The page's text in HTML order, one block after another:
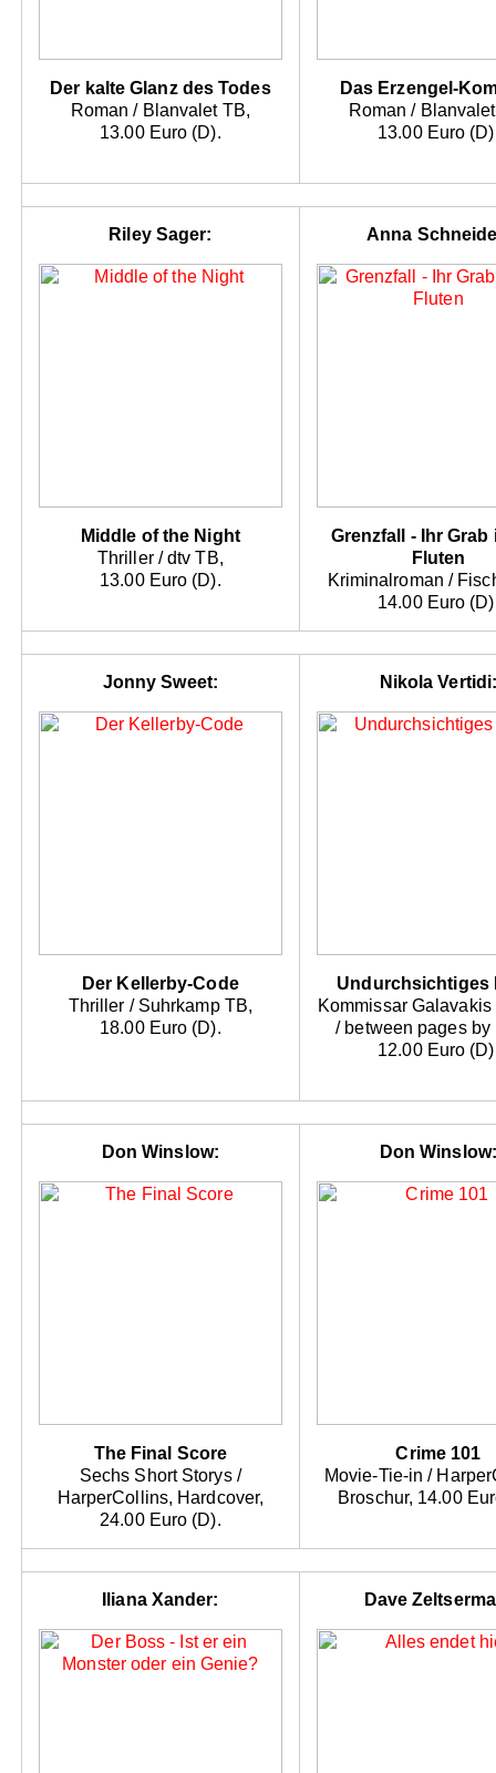
Der kalte Glanz des Todes
Roman / Blanvalet TB,
13.00 Euro (D).
Das Erzengel-
Roman /
13.00 Euro
Riley Sager:
Middle of the Night
Thriller / dtv TB,
13.00 Euro (D).
Anna
Grenzfall - Ihr Grab
Fluten
Kriminalroman /
14.00 Euro
Jonny Sweet:
Der Kellerby-Code
Thriller / Suhrkamp TB,
18.00 Euro (D).
Nikola
Undurchsichtiges
Kommissar Galavakis
/ between pages by
12.00 Euro
Don Winslow:
The Final Score
Sechs Short Storys /
HarperCollins, Hardcover,
24.00 Euro (D).
Don Winslow:
Crime 101
Movie-Tie-in /
Broschur, 14.00
Iliana Xander: Dave